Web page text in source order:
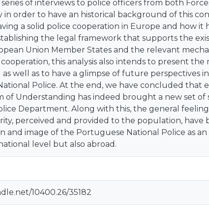
of interviews to police officers from both
in order to have an historical background of this
a solid police cooperation in Europe and how
the legal framework that supports the
Union Member States and the relevant
this analysis also intends to present the
well as to have a glimpse of future perspectives
Police. At the end, we have concluded that
of Understanding has indeed brought a new set of
Department. Along with this, the general
perceived and provided to the population, have
and image of the Portuguese National Police as
level but also abroad.
10400.26/35182